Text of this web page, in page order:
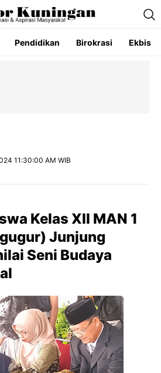
Pendidikan Birokrasi Ekbis
11:30:00 AM WIB
Kelas XII MAN 1
Junjung
Seni Budaya